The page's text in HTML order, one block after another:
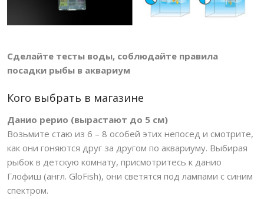
Сделайте тесты воды, соблюдайте правила
посадки рыбы в аквариум
Кого выбрать в магазине
Данио рерио (вырастают до 5 см)
Возьмите стаю из 6 – 8 особей этих непосед и смотрите,
как они гоняются друг за другом по аквариуму. Выбирая
рыбок в детскую комнату, присмотритесь к данио
Глофиш (англ. GloFish), они светятся под лампами с синим
спектром.